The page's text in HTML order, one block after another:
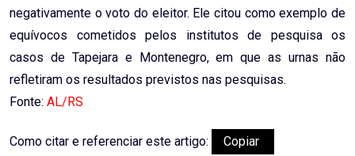
negativamente o voto do eleitor. Ele citou como exemplo de
equívocos cometidos pelos institutos de pesquisa os
casos de Tapejara e Montenegro, em que as urnas não
refletiram os resultados previstos nas pesquisas.
Fonte: AL/RS
Como citar e referenciar este artigo:
Copiar